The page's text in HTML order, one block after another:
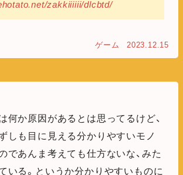
zakkiiiiii/dlcbtd/
ゲーム 2023.12.15
何か原因があるとは思ってるけど、
しも目に見える分かりやすいモノ
であんま考えても仕方ないな、みた
いる。というか分かりやすいものに